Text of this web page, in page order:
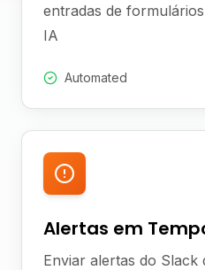
entradas de
IA
Automated
Alertas em
Enviar alertas do Slack